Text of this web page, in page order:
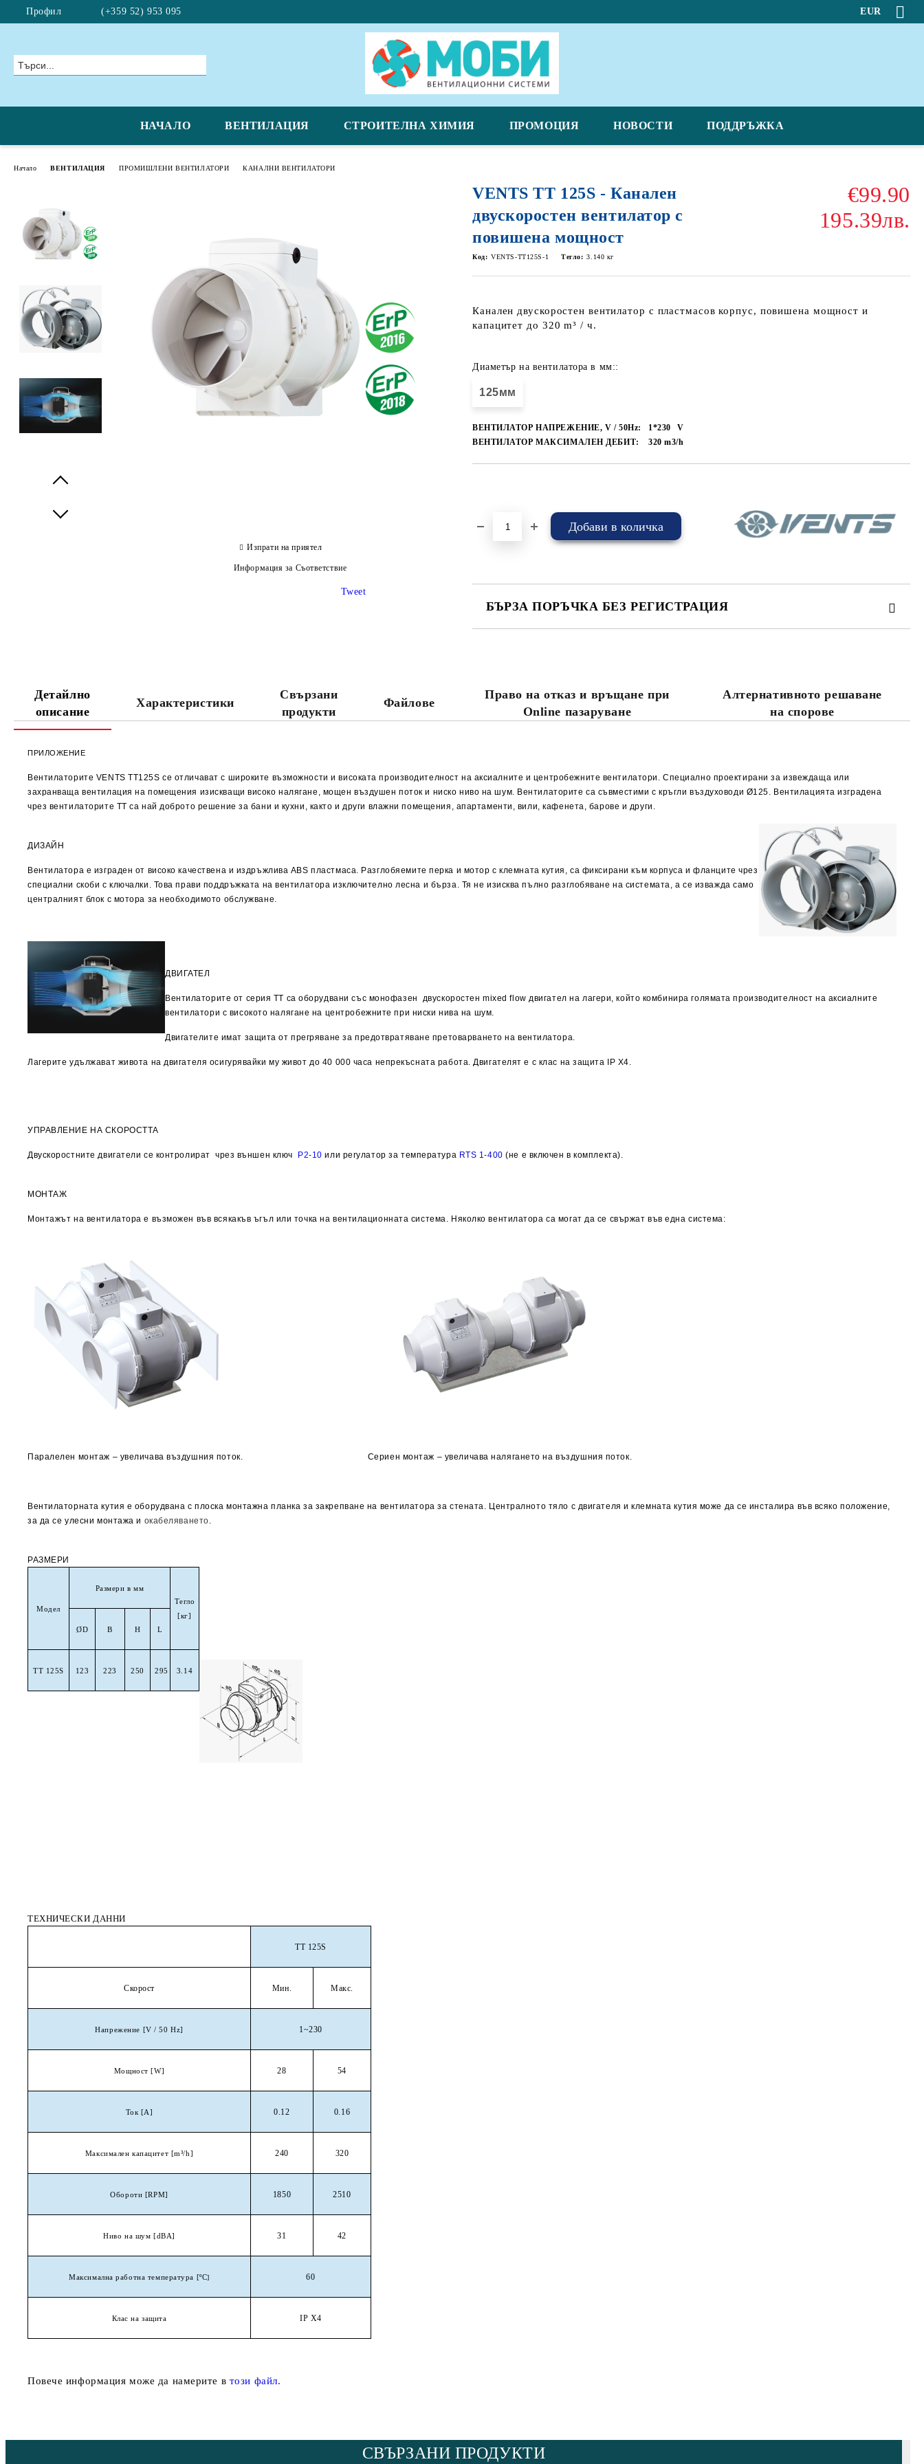
Профил (+359 52) 953 095 EUR
НАЧАЛО ВЕНТИЛАЦИЯ СТРОИТЕЛНА ХИМИЯ ПРОМОЦИЯ НОВОСТИ ПОДДРЪЖКА
Начало ВЕНТИЛАЦИЯ ПРОМИШЛЕНИ ВЕНТИЛАТОРИ КАНАЛНИ ВЕНТИЛАТОРИ
VENTS TT 125S - Канален
двускоростен вентилатор с
повишена мощност
€99.90
195.39лв.
Код: VENTS-TT125S-1 Тегло: 3.140 кг
Канален двускоростен вентилатор с пластмасов корпус, повишена мощност и
капацитет до 320 m³ / ч.
Диаметър на вентилатора в мм::
125мм
ВЕНТИЛАТОР НАПРЕЖЕНИЕ, V / 50Hz: 1*230
V
ВЕНТИЛАТОР МАКСИМАЛЕН ДЕБИТ:
320m3/h
БЪРЗА ПОРЪЧКА БЕЗ РЕГИСТРАЦИЯ
Съгласен съм сПолитиката за лични данни
Изпрати на приятел
Информация за Съответствие
Tweet
Детайлно
описание
Характеристики
Свързани
продукти
Файлове
Право на отказ и връщане при
Online пазаруване
Алтернативното решаване
на спорове
ПРИЛОЖЕНИЕ
Вентилаторите VENTS TT125Sсе отличават с широките възможности и високата производителност на аксиалните и центробежните вентилатори. Специално проектирани за извеждаща или
захранваща вентилация на помещения изискващи високо налягане, мощен въздушен поток и ниско ниво на шум. Вентилаторите са съвместими с кръгли въздуховоди Ø125. Вентилацията изградена
чрез вентилаторите ТТ са най доброто решение за бани и кухни, както и други влажни помещения, апартаменти, вили, кафенета, барове и други.
ДИЗАЙН
Вентилатора е изграден от високо качествена и издръжлива ABSпластмаса. Разглобяемите перка и мотор с клемната кутия, са фиксирани към корпуса и фланците чрез
специални скоби с ключалки. Това прави поддръжката на вентилатора изключително лесна и бърза. Тя не изисква пълно разглобяване на системата, а се изважда само
централният блок с мотора за необходимото обслужване.
ДВИГАТЕЛ
Вентилаторите от серия ТТ са оборудвани със монофазен двускоростен mixed flow двигател на лагери, който комбинира голямата производителност на аксиалните
вентилатори с високото налягане на центробежните при ниски нива на шум.
Двигателите имат защита от прегряване за предотвратяване претоварването на вентилатора.
Лагерите удължават живота на двигателя осигурявайки му живот до 40 000 часа непрекъсната работа. Двигателят е с клас на защита IP X4.
УПРАВЛЕНИЕ НА СКОРОСТТА
Двускоростните двигатели се контролират чрез външен ключ P2-10 или регулатор за температура RTS 1-400 (не е включен в комплекта).
МОНТАЖ
Монтажът на вентилатора е възможен във всякакъв ъгъл или точка на вентилационната система. Няколко вентилатора са могат да се свържат във една система:
Паралелен монтаж – увеличава въздушния поток. Сериен монтаж – увеличава налягането на въздушния поток.
Вентилаторната кутия е оборудвана с плоска монтажна планка за закрепване на вентилатора за стената. Централното тяло с двигателя и клемната кутия може да се инсталира във всяко положение,
за да се улесни монтажа и окабеляването.
РАЗМЕРИ
Модел
Размери в мм
Тегло
[кг]
ØD B H L
TT 125S 123 223 250 295 3.14
ТЕХНИЧЕСКИ ДАННИ
ТТ 125S
Скорост Мин. Макс.
Напрежение [V / 50 Hz] 1~230
Мощност [W] 28 54
Ток [A] 0.12 0.16
Максимален капацитет [m³/h] 240 320
Обороти [RPM] 1850 2510
Ниво на шум [dBA] 31 42
Максимална работна температура [ºC] 60
Клас на защита IP X4
Повече информация може да намерите в този файл.
СВЪРЗАНИ ПРОДУКТИ